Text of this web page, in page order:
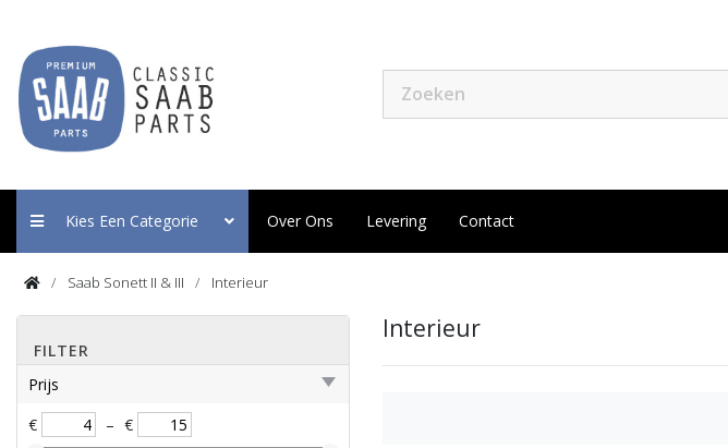
Kies Een Categorie Over Ons Levering Contact
Saab Sonett II & III Interieur
FILTER
Prijs
€
– €
Interieur